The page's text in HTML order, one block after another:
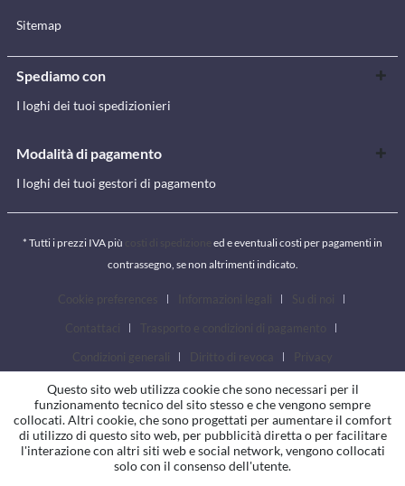
Sitemap
Spediamo con
I loghi dei tuoi spedizionieri
Modalità di pagamento
I loghi dei tuoi gestori di pagamento
* Tutti i prezzi IVA più
ed e eventuali costi per pagamenti in
contrassegno, se non altrimenti indicato.
Questo sito web utilizza cookie che sono necessari per il
funzionamento tecnico del sito stesso e che vengono sempre
collocati. Altri cookie, che sono progettati per aumentare il comfort
di utilizzo di questo sito web, per pubblicità diretta o per facilitare
l'interazione con altri siti web e social network, vengono collocati
solo con il consenso dell'utente.